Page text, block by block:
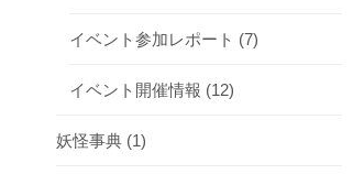
イベント参加レポート (7)
イベント開催情報 (12)
妖怪事典 (1)